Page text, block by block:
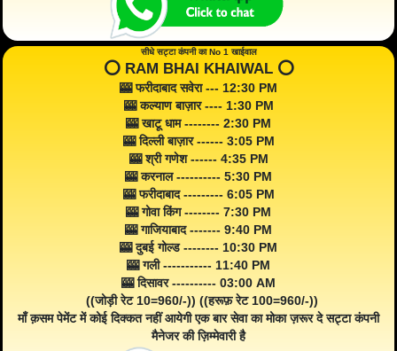
सीधे सट्टा कंपनी का No 1 खाईवाल
⭕️ RAM BHAI KHAIWAL ⭕️
🎰 फरीदाबाद सवेरा --- 12:30 PM
🎰 कल्याण बाज़ार ---- 1:30 PM
🎰 खाटू धाम -------- 2:30 PM
🎰 दिल्ली बाज़ार ------ 3:05 PM
🎰 श्री गणेश ------ 4:35 PM
🎰 करनाल ---------- 5:30 PM
🎰 फरीदाबाद --------- 6:05 PM
🎰 गोवा किंग -------- 7:30 PM
🎰 गाजियाबाद ------- 9:40 PM
🎰 दुबई गोल्ड -------- 10:30 PM
🎰 गली ----------- 11:40 PM
🎰 दिसावर ---------- 03:00 AM
((जोड़ी रेट 10=960/-)) ((हरूफ़ रेट 100=960/-))
माँ क़सम पेमेंट में कोई दिक्कत नहीं आयेगी एक बार सेवा का मोका ज़रूर दे सट्टा कंपनी
मैनेजर की ज़िम्मेवारी है